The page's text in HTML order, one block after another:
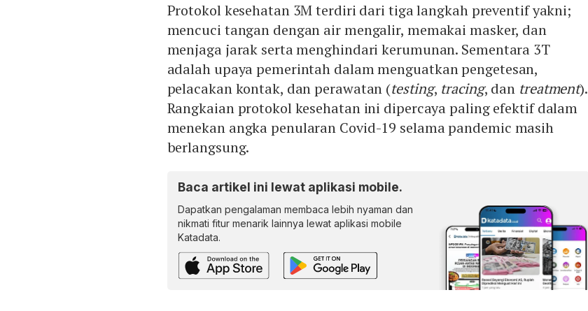
Protokol kesehatan 3M terdiri dari tiga langkah preventif yakni;
mencuci tangan dengan air mengalir, memakai masker, dan
menjaga jarak serta menghindari kerumunan. Sementara 3T
adalah upaya pemerintah dalam menguatkan pengetesan,
pelacakan kontak, dan perawatan (testing, tracing, dan treatment).
Rangkaian protokol kesehatan ini dipercaya paling efektif dalam
menekan angka penularan Covid-19 selama pandemic masih
berlangsung.
Baca artikel ini lewat aplikasi mobile.
Dapatkan pengalaman membaca lebih nyaman dan
nikmati fitur menarik lainnya lewat aplikasi mobile
Katadata.